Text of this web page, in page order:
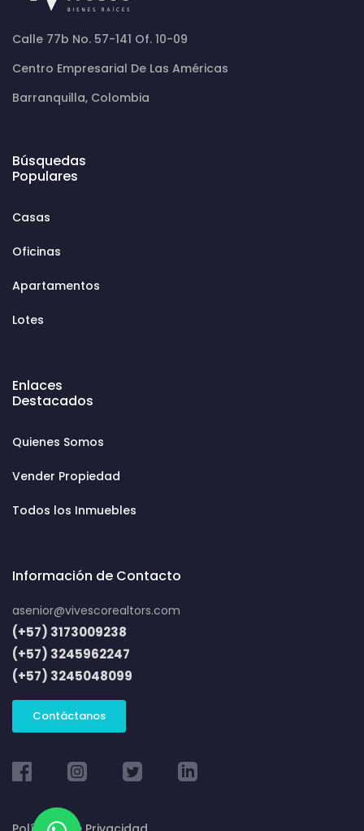
Calle 77b No. 57-141 Of. 10-09
Centro Empresarial De Las Américas
Barranquilla, Colombia
Búsquedas
Populares
Casas
Oficinas
Apartamentos
Lotes
Enlaces
Destacados
Quienes Somos
Vender Propiedad
Todos los Inmuebles
Información de Contacto
asenior@vivescorealtors.com
(+57) 3173009238
(+57) 3245962247
(+57) 3245048099
Contáctanos